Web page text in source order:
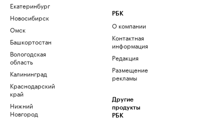
Екатеринбург
Новосибирск
Омск
Башкортостан
Вологодская
область
Калининград
Краснодарский
край
Нижний
Новгород
РБК
О компании
Контактная
информация
Редакция
Размещение
рекламы
Другие
продукты
РБК